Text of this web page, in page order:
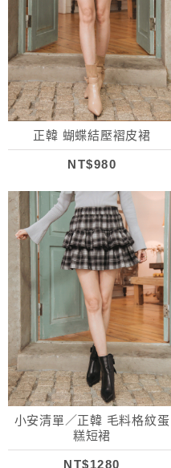
正韓 蝴蝶結壓褶皮裙
NT$980
小安清單／正韓 毛料格紋蛋
糕短裙
NT$1280